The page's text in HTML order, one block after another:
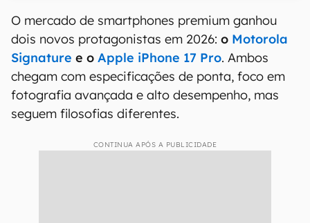
O mercado de smartphones premium ganhou
dois novos protagonistas em 2026: o Motorola
Signature e o Apple iPhone 17 Pro. Ambos
chegam com especificações de ponta, foco em
fotografia avançada e alto desempenho, mas
seguem filosofias diferentes.
CONTINUA APÓS A PUBLICIDADE